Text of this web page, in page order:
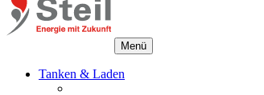
Menü
Tanken & Laden